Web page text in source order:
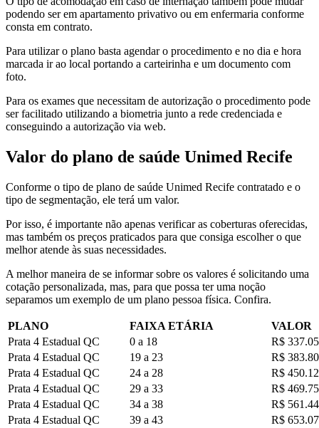
podendo ser em apartamento privativo ou em enfermaria conforme
consta em contrato.
Para utilizar o plano basta agendar o procedimento e no dia e hora
marcada ir ao local portando a carteirinha e um documento com
foto.
Para os exames que necessitam de autorização o procedimento pode
ser facilitado utilizando a biometria junto a rede credenciada e
conseguindo a autorização via web.
Valor do plano de saúde Unimed Recife
Conforme o tipo de plano de saúde Unimed Recife contratado e o
tipo de segmentação, ele terá um valor.
Por isso, é importante não apenas verificar as coberturas oferecidas,
mas também os preços praticados para que consiga escolher o que
melhor atende às suas necessidades.
A melhor maneira de se informar sobre os valores é solicitando uma
cotação personalizada, mas, para que possa ter uma noção
separamos um exemplo de um plano pessoa física. Confira.
PLANO FAIXA ETÁRIA
VALOR
Prata 4 Estadual QC
0 a 18
R$ 337.05
Prata 4 Estadual QC
19 a 23
R$ 383.80
Prata 4 Estadual QC
24 a 28
R$ 450.12
Prata 4 Estadual QC
29 a 33
R$ 469.75
Prata 4 Estadual QC
34 a 38
R$ 561.44
Prata 4 Estadual QC
39 a 43
R$ 653.07